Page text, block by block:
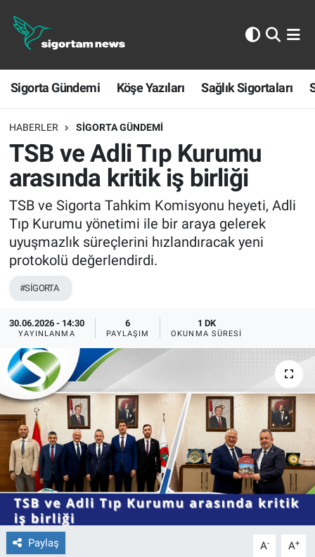
Sigorta Gündemi Köşe Yazıları Sağlık Sigortaları
HABERLER SIGORTA GÜNDEMI
TSB ve Adli Tıp Kurumu
arasında kritik iş birliği
TSB ve Sigorta Tahkim Komisyonu heyeti, Adli
Tıp Kurumu yönetimi ile bir araya gelerek
uyuşmazlık süreçlerini hızlandıracak yeni
protokolü değerlendirdi.
#SİGORTA
30.06.2026 - 14:30
YAYINLANMA
6
PAYLAŞIM
1 DK
OKUNMA SÜRESI
Paylaş A- A+
Sigorta Gündemi
Köşe Yazıları
Sağlık Sigortaları
Sporun Sigortası
Ekonomi